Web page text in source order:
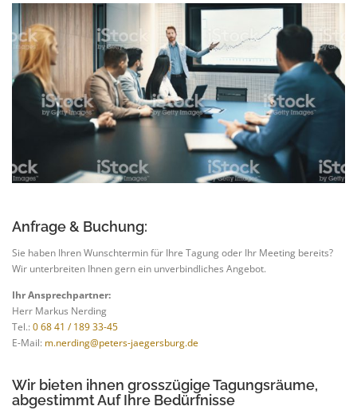
Anfrage & Buchung:
Sie haben Ihren Wunschtermin für Ihre Tagung oder Ihr Meeting bereits?
Wir unterbreiten Ihnen gern ein unverbindliches Angebot.
Ihr Ansprechpartner:
Herr Markus Nerding
Tel.: 0 68 41 / 189 33-45
E-Mail: m.nerding@peters-jaegersburg.de
Wir bieten ihnen grosszügige Tagungsräume,
abgestimmt Auf Ihre Bedürfnisse